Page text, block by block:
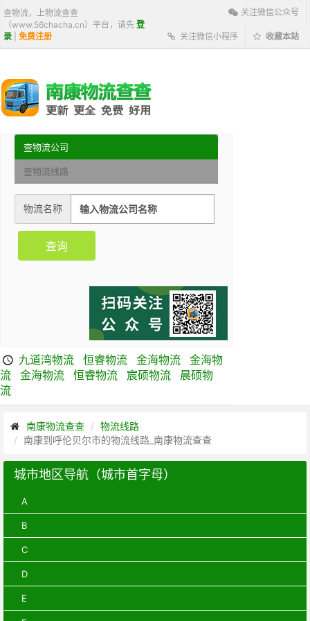
查物流，上物流查查
（www.56chacha.cn）平台，请先 登
录
免费注册
关注微信公众号
关注微信小程序 收藏本站
查物流公司
查物流线路
物流名称
九道湾物流 恒睿物流 金海物流
金海物
流
金海物流 恒睿物流 宸硕物流
晨硕物
流
南康物流查查
物流线路
南康到呼伦贝尔市的物流线路_南康物流查查
城市地区导航（城市首字母）
A
B
C
D
E